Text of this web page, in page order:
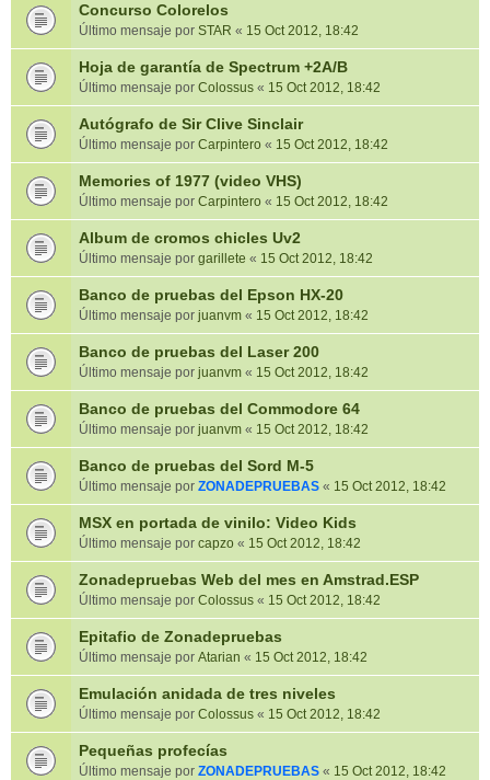
Concurso Colorelos
Último mensaje por STAR « 15 Oct 2012, 18:42
Hoja de garantía de Spectrum +2A/B
Último mensaje por Colossus « 15 Oct 2012, 18:42
Autógrafo de Sir Clive Sinclair
Último mensaje por Carpintero « 15 Oct 2012, 18:42
Memories of 1977 (video VHS)
Último mensaje por Carpintero « 15 Oct 2012, 18:42
Album de cromos chicles Uv2
Último mensaje por garillete « 15 Oct 2012, 18:42
Banco de pruebas del Epson HX-20
Último mensaje por juanvm « 15 Oct 2012, 18:42
Banco de pruebas del Laser 200
Último mensaje por juanvm « 15 Oct 2012, 18:42
Banco de pruebas del Commodore 64
Último mensaje por juanvm « 15 Oct 2012, 18:42
Banco de pruebas del Sord M-5
Último mensaje por ZONADEPRUEBAS « 15 Oct 2012, 18:42
MSX en portada de vinilo: Video Kids
Último mensaje por capzo « 15 Oct 2012, 18:42
Zonadepruebas Web del mes en Amstrad.ESP
Último mensaje por Colossus « 15 Oct 2012, 18:42
Epitafio de Zonadepruebas
Último mensaje por Atarian « 15 Oct 2012, 18:42
Emulación anidada de tres niveles
Último mensaje por Colossus « 15 Oct 2012, 18:42
Pequeñas profecías
Último mensaje por ZONADEPRUEBAS « 15 Oct 2012, 18:42